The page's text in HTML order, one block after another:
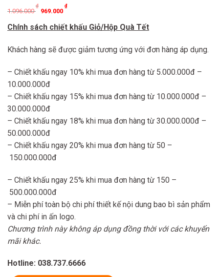
1.096.000
₫
Original
price
was:
1.096.000 ₫.
969.000
₫
Current
price
is:
969.000 ₫.
Chính sách chiết khấu Giỏ/Hộp Quà Tết
Khách hàng sẽ được giảm tương ứng với đơn hàng áp dụng.
– Chiết khấu ngay 10% khi mua đơn hàng từ 5.000.000đ –
10.000.000đ
– Chiết khấu ngay 15% khi mua đơn hàng từ 10.000.000đ –
30.000.000đ
– Chiết khấu ngay 18% khi mua đơn hàng từ 30.000.000đ –
50.000.000đ
– Chiết khấu ngay 20% khi mua đơn hàng từ 50 –
150.000.000đ
– Chiết khấu ngay 25% khi mua đơn hàng từ 150 –
500.000.000đ
– Miễn phí toàn bộ chi phí thiết kế nội dung bao bì sản phẩm
và chi phí in ấn logo.
Chương trình này không áp dụng đồng thời với các khuyến
mãi khác.
Hotline: 038.737.6666